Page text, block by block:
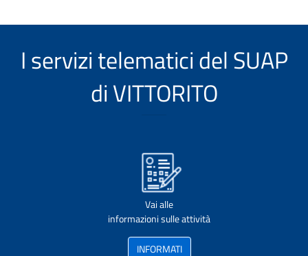
I servizi telematici del SUAP
di VITTORITO
Vai alle
informazioni sulle attività
INFORMATI